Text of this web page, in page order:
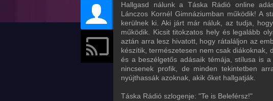
Hallgasd nálunk a Táska Rádió online
Lánczos Kornél Gimnáziumban működik! A
kerülnek ki. Aki járt már náluk, az tudja,
működik. Kicsit titokzatos hely és legalább
aztán arra lesz hivatott, hogy rátaláljon az
készítik, természetesen nem csak diákoknak,
és a beszélgetős adásaik témája, stílusa is
nincsenek profik, de minden tekintetben
nyújthassák azoknak, akik őket hallgatják.
Táska Rádió szlogenje: "Te is Beleférsz!"